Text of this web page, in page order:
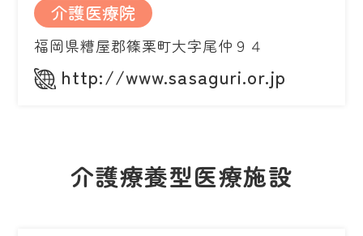
介護医療院
福岡県糟屋郡篠栗町大字尾仲９４
http://www.sasaguri.or.jp
介護療養型医療施設